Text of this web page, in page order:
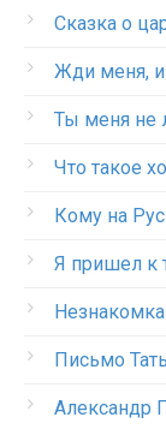
Сказка о
Жди меня, и
Ты меня не
Что такое
Кому на
Я пришел к
Незнакомка
Письмо
Александр